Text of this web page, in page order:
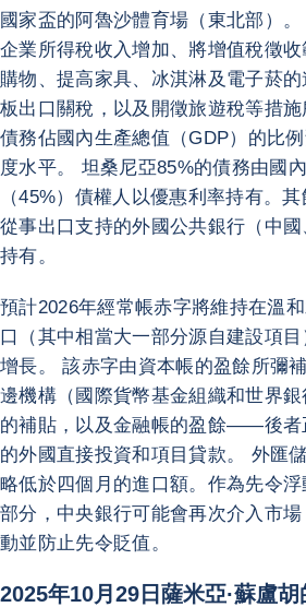
國家盃的阿魯沙體育場（東北部）
企業所得稅收入增加、將增值稅徵
購物、提高家具、冰淇淋及電子菸
板出口關稅，以及開徵旅遊稅等措施
債務佔國內生產總值（GDP）的比
度水平。 坦桑尼亞85%的債務由國
（45%）債權人以優惠利率持有。
從事出口支持的外國公共銀行（中國
持有。
預計2026年經常帳赤字將維持在溫
口（其中相當大一部分源自建設項
增長。 該赤字由資本帳的盈餘所彌
邊機構（國際貨幣基金組織和世界銀
的補貼，以及金融帳的盈餘——後者
的外國直接投資和項目貸款。 外匯
略低於四個月的進口額。作為先令
部分，中央銀行可能會再次介入市
動並防止先令貶值。
2025年10月29日薩米亞·蘇盧